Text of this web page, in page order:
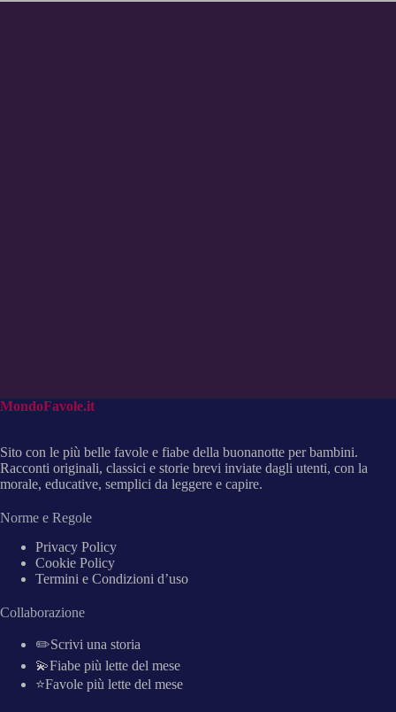
MondoFavole.it
Sito con le più belle favole e fiabe della buonanotte per bambini.
Racconti originali, classici e storie brevi inviate dagli utenti, con la
morale, educative, semplici da leggere e capire.
Norme e Regole
Privacy Policy
Cookie Policy
Termini e Condizioni d’uso
Collaborazione
✏️Scrivi una storia
💫Fiabe più lette del mese
⭐Favole più lette del mese